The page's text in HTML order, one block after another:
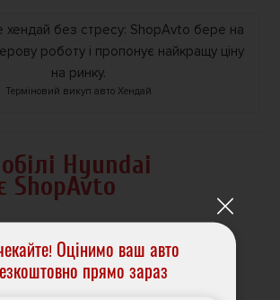
Терміновий викуп авто Хендай
Hyundai
ShopAvto
модель на вторинному
Оцінимо ваш авто
прямо зараз